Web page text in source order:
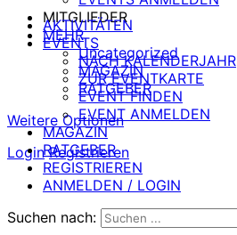
MITGLIEDER
MEHR
Uncategorized
MAGAZIN
RATGEBER
Weitere Optionen
Login Registrieren
AKTIVITÄTEN
EVENTS
NACH KALENDERJAHR
ZUR EVENTKARTE
EVENT FINDEN
EVENT ANMELDEN
MAGAZIN
RATGEBER
REGISTRIEREN
ANMELDEN / LOGIN
Suchen nach: